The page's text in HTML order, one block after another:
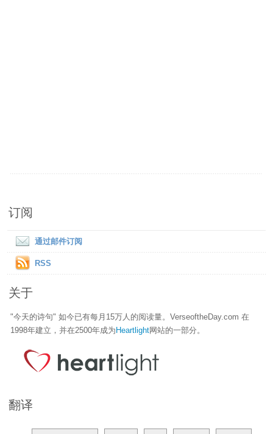
订阅
通过邮件订阅
RSS
关于
"今天的诗句" 如今已有每月15万人的阅读量。VerseoftheDay.com 在
1998年建立，并在2500年成为 Heartlight网站的一部分。
翻译